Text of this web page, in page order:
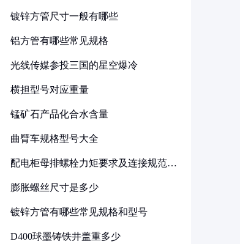
镀锌方管尺寸一般有哪些
铝方管有哪些常见规格
光线传媒参投三国的星空爆冷
横担型号对应重量
锰矿石产品化合水含量
曲臂车规格型号大全
配电柜母排螺栓力矩要求及连接规范详
膨胀螺丝尺寸是多少
镀锌方管有哪些常见规格和型号
D400球墨铸铁井盖重多少